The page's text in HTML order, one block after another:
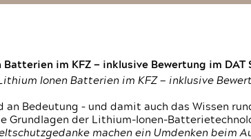
im KFZ — inklusive Bewertung im
Ionen Batterien im KFZ — inklusive
Bedeutung – und damit auch das Wissen
Grundlagen der Lithium-Ionen-
machen ein Umdenken